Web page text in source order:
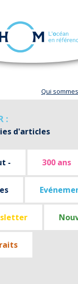
Qui
:
d'articles
- 300 ans